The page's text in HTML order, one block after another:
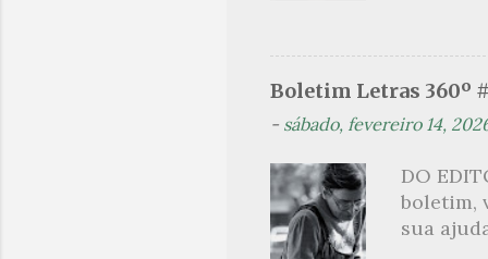
não,
toda
na hora
Boletim Letras 360º
- sábado, fevereiro 14,
DO
boletim,
sua